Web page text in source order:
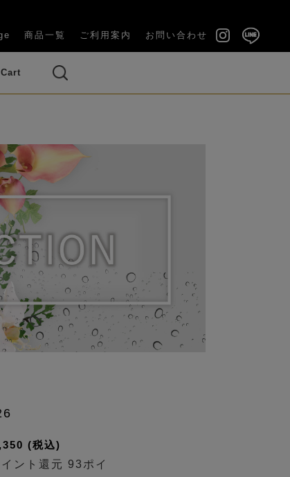
商品一覧 ご利用案内 お問い合わせ
ラ）
寿祝
え花
ベッドルーム
ケ
Cart
(税込)
ント還元 93ポイ